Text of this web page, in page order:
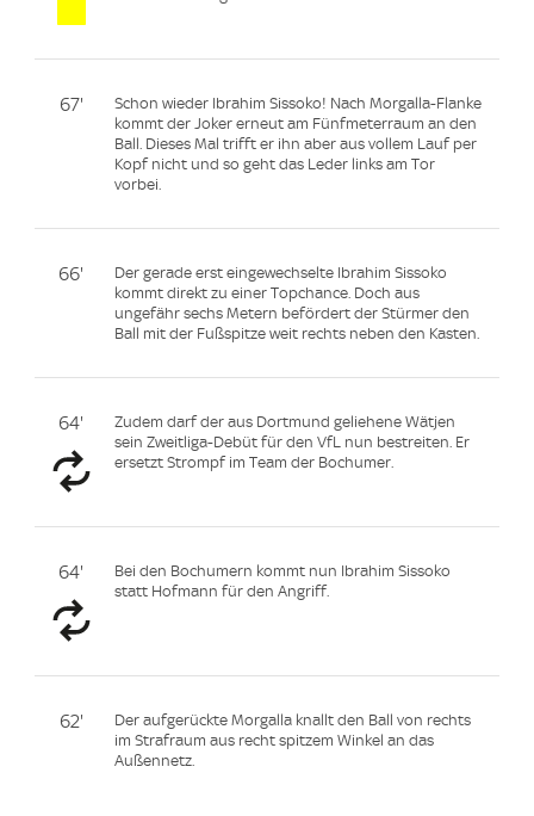
67'
Schon wieder Ibrahim Sissoko! Nach Morgalla-Flanke
kommt der Joker erneut am Fünfmeterraum an den
Ball. Dieses Mal trifft er ihn aber aus vollem Lauf per
Kopf nicht und so geht das Leder links am Tor
vorbei.
66'
Der gerade erst eingewechselte Ibrahim Sissoko
kommt direkt zu einer Topchance. Doch aus
ungefähr sechs Metern befördert der Stürmer den
Ball mit der Fußspitze weit rechts neben den Kasten.
64'
Zudem darf der aus Dortmund geliehene Wätjen
sein Zweitliga-Debüt für den VfL nun bestreiten. Er
ersetzt Strompf im Team der Bochumer.
64'
Bei den Bochumern kommt nun Ibrahim Sissoko
statt Hofmann für den Angriff.
62'
Der aufgerückte Morgalla knallt den Ball von rechts
im Strafraum aus recht spitzem Winkel an das
Außennetz.